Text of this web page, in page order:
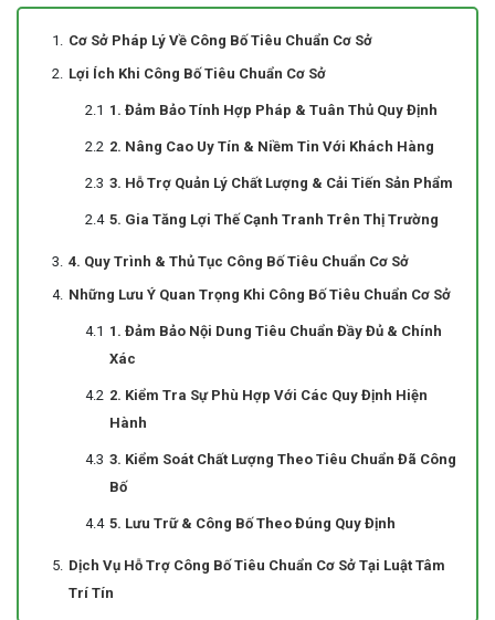
Cơ Sở Pháp Lý Về Công Bố Tiêu Chuẩn Cơ Sở
Lợi Ích Khi Công Bố Tiêu Chuẩn Cơ Sở
1. Đảm Bảo Tính Hợp Pháp & Tuân Thủ Quy Định
2. Nâng Cao Uy Tín & Niềm Tin Với Khách Hàng
3. Hỗ Trợ Quản Lý Chất Lượng & Cải Tiến Sản Phẩm
5. Gia Tăng Lợi Thế Cạnh Tranh Trên Thị Trường
4. Quy Trình & Thủ Tục Công Bố Tiêu Chuẩn Cơ Sở
Những Lưu Ý Quan Trọng Khi Công Bố Tiêu Chuẩn Cơ Sở
1. Đảm Bảo Nội Dung Tiêu Chuẩn Đầy Đủ & Chính
Xác
2. Kiểm Tra Sự Phù Hợp Với Các Quy Định Hiện
Hành
3. Kiểm Soát Chất Lượng Theo Tiêu Chuẩn Đã Công
Bố
5. Lưu Trữ & Công Bố Theo Đúng Quy Định
Dịch Vụ Hỗ Trợ Công Bố Tiêu Chuẩn Cơ Sở Tại Luật Tâm
Trí Tín